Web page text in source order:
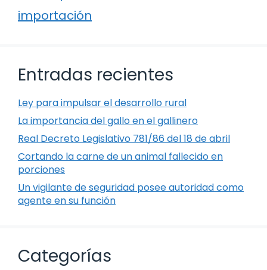
importación
Entradas recientes
Ley para impulsar el desarrollo rural
La importancia del gallo en el gallinero
Real Decreto Legislativo 781/86 del 18 de abril
Cortando la carne de un animal fallecido en
porciones
Un vigilante de seguridad posee autoridad como
agente en su función
Categorías